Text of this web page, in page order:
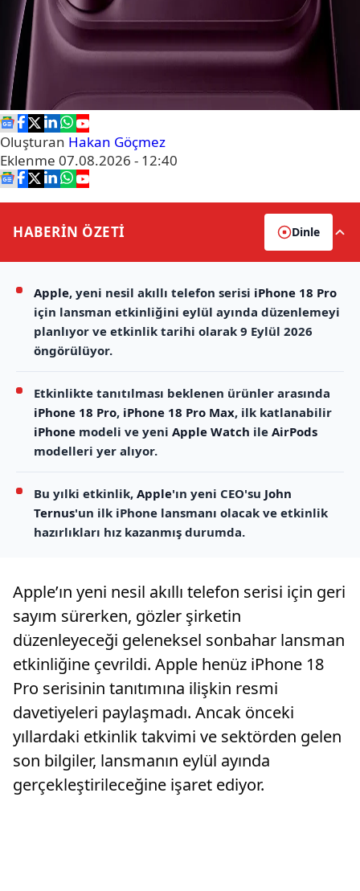
Oluşturan Hakan Göçmez
Eklenme 07.08.2026 - 12:40
HABERİN ÖZETİ Dinle
Apple, yeni nesil akıllı telefon serisi iPhone 18 Pro
için lansman etkinliğini eylül ayında düzenlemeyi
planlıyor ve etkinlik tarihi olarak 9 Eylül 2026
öngörülüyor.
Etkinlikte tanıtılması beklenen ürünler arasında
iPhone 18 Pro, iPhone 18 Pro Max, ilk katlanabilir
iPhone modeli ve yeni Apple Watch ile AirPods
modelleri yer alıyor.
Bu yılki etkinlik, Apple'ın yeni CEO'su John
Ternus'un ilk iPhone lansmanı olacak ve etkinlik
hazırlıkları hız kazanmış durumda.
Apple’ın yeni nesil akıllı telefon serisi için geri
sayım sürerken, gözler şirketin
düzenleyeceği geleneksel sonbahar lansman
etkinliğine çevrildi. Apple henüz iPhone 18
Pro serisinin tanıtımına ilişkin resmi
davetiyeleri paylaşmadı. Ancak önceki
yıllardaki etkinlik takvimi ve sektörden gelen
son bilgiler, lansmanın eylül ayında
gerçekleştirileceğine işaret ediyor.